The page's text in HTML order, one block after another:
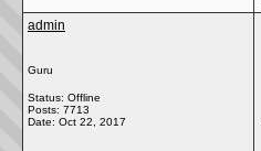
admin
Guru
Status: Offline
Posts: 7713
Date: Oct 22, 2017